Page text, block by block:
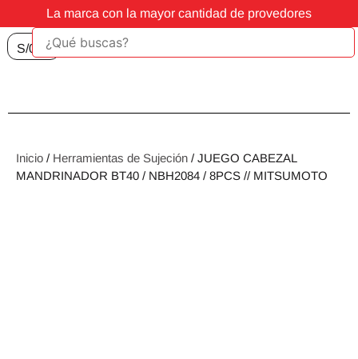
La marca con la mayor cantidad de provedores
S/0.00
Inicio / Herramientas de Sujeción / JUEGO CABEZAL
MANDRINADOR BT40 / NBH2084 / 8PCS // MITSUMOTO